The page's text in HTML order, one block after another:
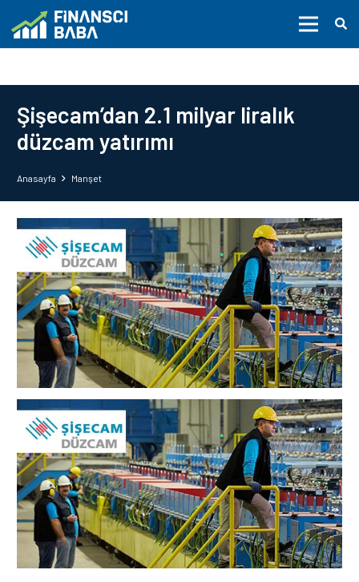
Şişecam’dan 2.1 milyar liralık
düzcam yatırımı
Anasayfa Manşet